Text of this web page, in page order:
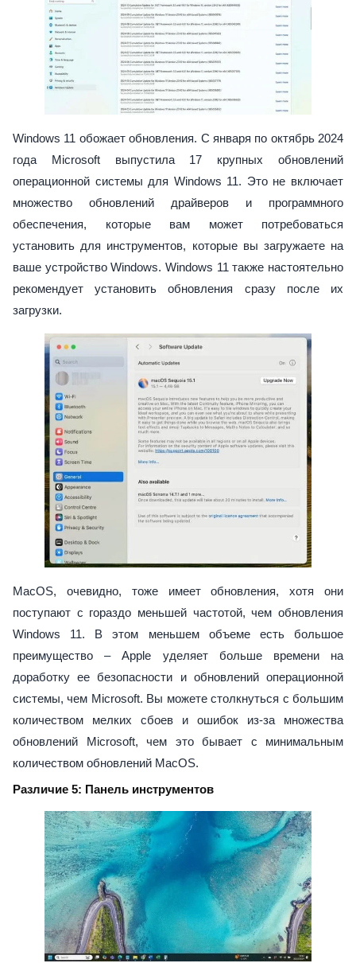
Windows 11 обожает обновления. С января по октябрь 2024
года Microsoft выпустила 17 крупных обновлений
операционной системы для Windows 11. Это не включает
множество обновлений драйверов и программного
обеспечения, которые вам может потребоваться
установить для инструментов, которые вы загружаете на
ваше устройство Windows. Windows 11 также настоятельно
рекомендует установить обновления сразу после их
загрузки.
MacOS, очевидно, тоже имеет обновления, хотя они
поступают с гораздо меньшей частотой, чем обновления
Windows 11. В этом меньшем объеме есть большое
преимущество – Apple уделяет больше времени на
доработку ее безопасности и обновлений операционной
системы, чем Microsoft. Вы можете столкнуться с большим
количеством мелких сбоев и ошибок из-за множества
обновлений Microsoft, чем это бывает с минимальным
количеством обновлений MacOS.
Различие 5: Панель инструментов